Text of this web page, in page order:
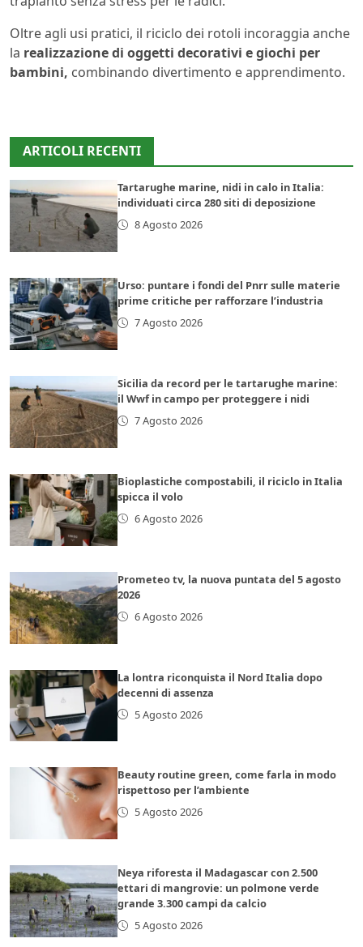
Oltre agli usi pratici, il riciclo dei rotoli incoraggia anche
la realizzazione di oggetti decorativi e giochi per
bambini, combinando divertimento e apprendimento.
ARTICOLI RECENTI
Tartarughe marine, nidi in calo in Italia:
individuati circa 280 siti di deposizione
8 Agosto 2026
Urso: puntare i fondi del Pnrr sulle materie
prime critiche per rafforzare l’industria
7 Agosto 2026
Sicilia da record per le tartarughe marine:
il Wwf in campo per proteggere i nidi
7 Agosto 2026
Bioplastiche compostabili, il riciclo in Italia
spicca il volo
6 Agosto 2026
Prometeo tv, la nuova puntata del 5 agosto
2026
6 Agosto 2026
La lontra riconquista il Nord Italia dopo
decenni di assenza
5 Agosto 2026
Beauty routine green, come farla in modo
rispettoso per l’ambiente
5 Agosto 2026
Neya riforesta il Madagascar con 2.500
ettari di mangrovie: un polmone verde
grande 3.300 campi da calcio
5 Agosto 2026